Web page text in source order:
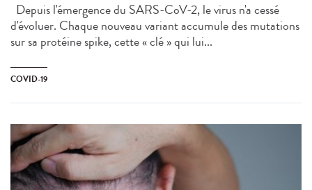
Depuis l'émergence du SARS-CoV-2, le virus n'a cessé
d'évoluer. Chaque nouveau variant accumule des mutations
sur sa protéine spike, cette « clé » qui lui...
COVID-19